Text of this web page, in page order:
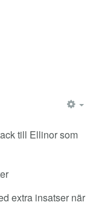
till Ellinor som
extra insatser när